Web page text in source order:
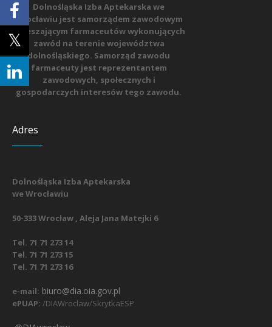
Dolnośląska Izba Aptekarska we
Wrocławiu jest samorządem zawodowym
zrzeszającym farmaceutów wykonujących
zawód na terenie województwa
dolnośląskiego. Samorząd zawodu
farmaceuty jest reprezentantem
zawodowych, społecznych i
gospodarczych interesów tego zawodu.
Adres
Dolnośląska Izba Aptekarska
we Wrocławiu
50-333 Wrocław , Aleja Jana Matejki 6
Tel. 71 71 273 14
Tel. 71 71 273 15
Tel. 71 71 273 16
e-mail: biuro@dia.oia.gov.pl
ePUAP: /DIAWroclaw/SkrytkaESP